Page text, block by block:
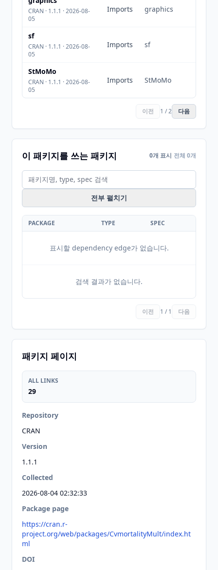
CRAN · 1.1.1 · 2026-08-
05
Imports graphics
sf
CRAN · 1.1.1 · 2026-08-
05
Imports sf
StMoMo
CRAN · 1.1.1 · 2026-08-
05
Imports StMoMo
이전 1 / 2 다음
이 패키지를 쓰는 패키지 0개 표시 전체 0개
전부 펼치기
PACKAGE TYPE SPEC
표시할 dependency edge가 없습니다.
검색 결과가 없습니다.
이전 1 / 1 다음
패키지 페이지
ALL LINKS
29
Repository
CRAN
Version
1.1.1
Collected
2026-08-04 02:32:33
Package page
https://cran.r-
project.org/web/packages/CvmortalityMult/index.ht
ml
DOI